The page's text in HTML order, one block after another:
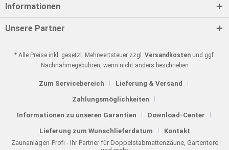
Informationen
Unsere Partner
* Alle Preise inkl. gesetzl. Mehrwertsteuer zzgl. Versandkostenund ggf.
Nachnahmegebühren, wenn nicht anders beschrieben
Zum Servicebereich Lieferung & Versand
Zahlungsmöglichkeiten
Informationen zu unseren Garantien Download-Center
Lieferung zum Wunschlieferdatum
Kontakt
Zaunanlagen-Profi - Ihr Partner für Doppelstabmattenzäune, Gartentore